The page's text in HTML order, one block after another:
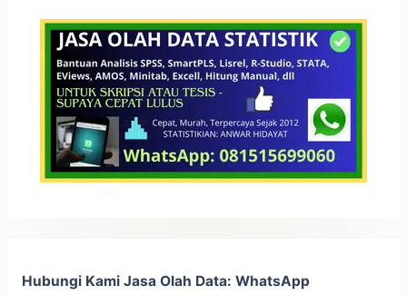
Hubungi Kami Jasa Olah Data: WhatsApp